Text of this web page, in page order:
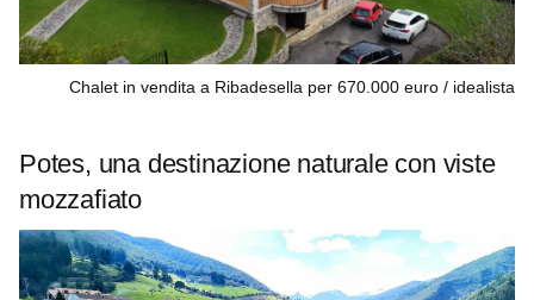
Chalet in vendita a Ribadesella per 670.000 euro idealista
Potes, una destinazione naturale con viste
mozzafiato